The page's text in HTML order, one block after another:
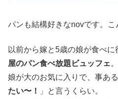
パンも結構好きなnovです。こ
以前から嫁と5歳の娘が食べに
屋のパン食べ放題ビュッフェ。
娘が大のお気に入りで、事あ
たい〜！
」と言うくらい。